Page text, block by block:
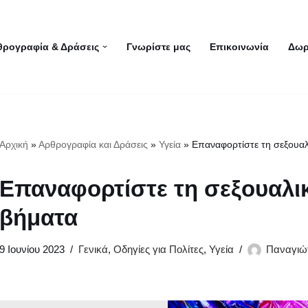
& Δράσεις Γνωρίστε μας Επικοινωνία
Αρχική »Αρθρογραφία και Δράσεις » Υγεία » Επαναφορτίστε τη
Επαναφορτίστε τη
βήματα
9 Ιουνίου 2023 Γενικά, Οδηγίες για Πολίτες, Υγεία